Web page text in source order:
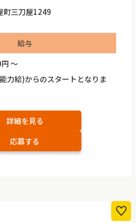
町三刀屋1249
給与
～
力給)からのスタートとなりま
詳細を見る
応募する